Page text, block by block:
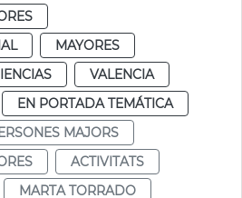
MAYORES
VALENCIA
EN PORTADA TEMÁTICA
MAJORS
ACTIVITATS
MARTA TORRADO